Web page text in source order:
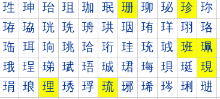
珄 珅 珆 珇 珈 珉 珊 珋 珌 珍 珎
珔 珕 珖 珗 珘 珙 珚 珛 珜 珝 珞
珤 珥 珦 珧 珨 珩 珪 珫 珬 班 珮
珴 珵 珶 珷 珸 珹 珺 珻 珼 珽 現
琄 琅 理 琇 琈 琉 琊 琋 琌 琍 琎